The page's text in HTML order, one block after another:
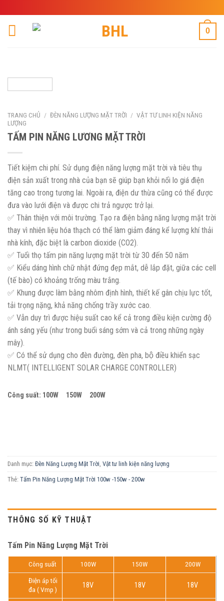
to
0
TRANG CHỦ / ĐÈN NĂNG LƯỢNG MẶT TRỜI / VẬT TƯ LINH KIỆN NĂNG
LƯỢNG
TẤM PIN NĂNG LƯƠNG MẶT TRỜI
Tiết kiệm chi phí. Sử dụng điện năng lượng mặt trời và tiêu thụ
điện sản xuất trong nhà của bạn sẽ giúp bạn khỏi nổi lo giá điện
tăng cao trong tương lai. Ngoài ra, điện dư thừa cũng có thể được
đưa vào lưới điện và được chi trả ngược trở lại.
✅ Thân thiện với môi trường. Tạo ra điện bằng năng lượng mặt trời
thay vì nhiên liệu hóa thạch có thể làm giảm đáng kể lượng khí thải
nhà kính, đặc biệt là carbon dioxide (CO2).
✅ Tuổi thọ tấm pin năng lượng mặt trời từ 30 đến 50 năm
✅ Kiểu dáng hình chữ nhật đứng đẹp mắt, dễ lắp đặt, giữa các cell
(tế bào) có khoảng trống màu trắng.
✅ Khung được làm bằng nhôm định hình, thiết kế gân chịu lực tốt,
tải trọng nặng, khả năng chống trầy xước cao.
✅ Vẫn duy trì được hiệu suất cao kể cả trong điều kiện cường độ
ánh sáng yếu (như trong buổi sáng sớm và cả trong những ngày
mây).
✅ Có thể sử dụng cho đèn đường, đèn pha, bộ điều khiển sạc
NLMT( INTELLIGENT SOLAR CHARGE CONTROLLER)
Công suất: 100W 150W 200W
Danh mục: Đèn Năng Lượng Mặt Trời, Vật tư linh kiện năng lượng
Thẻ: Tấm Pin Năng Lượng Mặt Trời 100w -150w - 200w
THÔNG SỐ KỸ THUẬT
Tấm Pin Năng Lượng Mặt Trời
Công suất 100W 150W 200W
Điện áp tối
đa ( Vmp )
18V 18V 18V